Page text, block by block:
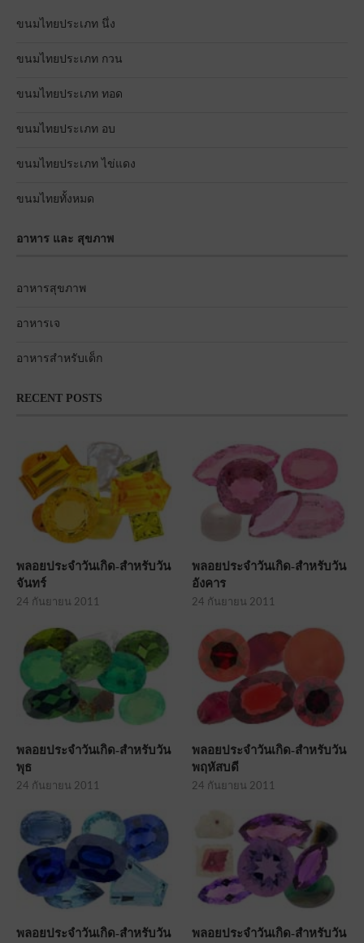
ขนมไทยประเภท นึ่ง
ขนมไทยประเภท กวน
ขนมไทยประเภท ทอด
ขนมไทยประเภท อบ
ขนมไทยประเภท ไข่แดง
ขนมไทยทั้งหมด
อาหาร และ สุขภาพ
อาหารสุขภาพ
อาหารเจ
อาหารสำหรับเด็ก
RECENT POSTS
พลอยประจำวันเกิด-สำหรับวัน
จันทร์
24 กันยายน 2011
พลอยประจำวันเกิด-สำหรับวัน
อังคาร
24 กันยายน 2011
พลอยประจำวันเกิด-สำหรับวัน
พุธ
24 กันยายน 2011
พลอยประจำวันเกิด-สำหรับวัน
พฤหัสบดี
24 กันยายน 2011
พลอยประจำวันเกิด-สำหรับวัน
พลอยประจำวันเกิด-สำหรับวัน